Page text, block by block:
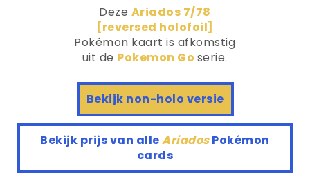
Deze Ariados 7/78
[reversed holofoil]
Pokémon kaart is afkomstig
uit de Pokemon Go serie.
Bekijk non-holo versie
Bekijk prijs van alleAriadosPokémon
cards